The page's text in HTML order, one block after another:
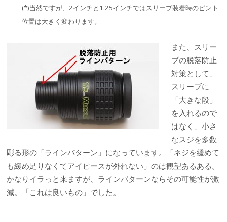
(*)当然ですが、2インチと1.25インチではスリーブ装着時のピント
位置は大きく変わります。
また、スリー
ブの脱落防止
対策として、
スリーブに
「大きな段」
を入れるので
はなく、小さ
なスジを多数
彫る形の「ラインパターン」になっています。「ネジを緩めて
も緩め足りなくてアイピースが外れない」のは観望あるある。
かなりイラっと来ますが、ラインパターンならその可能性が激
減。「これは良いもの」でした。